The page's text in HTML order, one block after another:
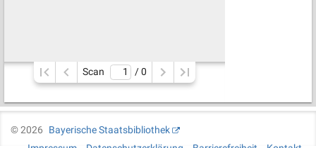
Scan / 0
©2026
Bayerische Staatsbibliothek